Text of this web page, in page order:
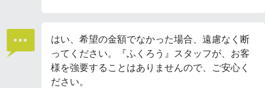
はい、希望の金額でなかった場合、遠慮なく断
ってください。『ふくろう』スタッフが、お客
様を強要することはありませんので、ご安心く
ださい。